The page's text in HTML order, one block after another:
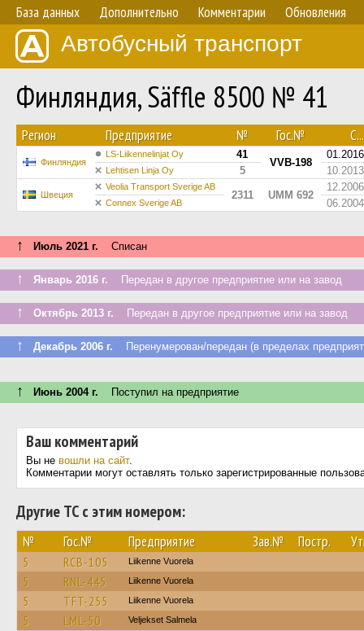
База данных Дополнительно Комментарии Обновления
Автобусный транспорт
Финляндия, Säffle 8500 № 41
Регион Предприятие № Гос.№ С...
Финляндия
LS-Liikennelinjat Oy 41
VVB-198
01.2016
Lehtisen Linja Oy 5 10.2013
Швеция
Veolia Transport Sverige AB
2311 UMM 692
12.2006
Connex Sverige AB 06.2004
↑ Июль 2021 г. Списан
↑ Январь 2016 г. Передан в другое предприятие или на завод
↑ Октябрь 2013 г. Передан в другое предприятие или на завод
↑ Декабрь 2006 г. Перенумерован/передан (в пределах
↑ Июнь 2004 г. Поступил на предприятие
Ваш комментарий
Вы не вошли на сайт.
Комментарии могут оставлять только зарегистрированные
Другие ТС с этим номером:
№ Гос.№ Предприятие Зав.№ Постр.
5 RCB-105 Liikenne Vuorela
5 RNL-445 Liikenne Vuorela
5 TFT-255 Liikenne Vuorela
5 LML-50 Veljekset Salmela